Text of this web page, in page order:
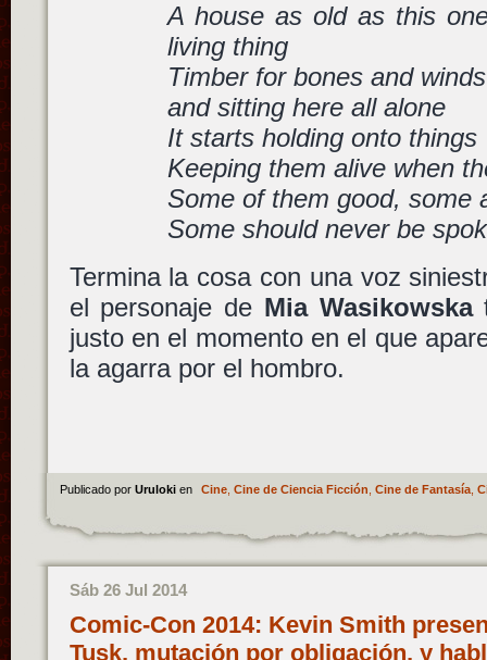
A house as old as this
living thing
Timber for bones and
and sitting here all alone
It starts holding onto things
Keeping them alive when
Some of them good, some
Some should never be
Termina la cosa con una voz
el personaje de Mia Wasikowska
justo en el momento en el que
la agarra por el hombro.
Publicado por Uruloki en Cine, Cine de Ciencia Ficción Cine de Fantasía,
Sáb 26 Jul 2014
Comic-Con 2014: Kevin Smith
Tusk, mutación por obligación, y